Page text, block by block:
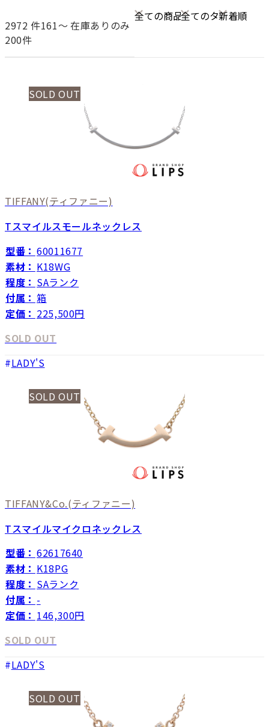
2972 件161〜
200件
在庫ありのみ
SOLD OUT
TIFFANY(ティファニー)
Tスマイルスモールネックレス
型番： 60011677
素材： K18WG
程度： SAランク
付属： 箱
定価： 225,500円
SOLD OUT
LADY'S
SOLD OUT
TIFFANY&Co.(ティファニー)
Tスマイルマイクロネックレス
型番： 62617640
素材： K18PG
程度： SAランク
付属： -
定価： 146,300円
SOLD OUT
LADY'S
SOLD OUT